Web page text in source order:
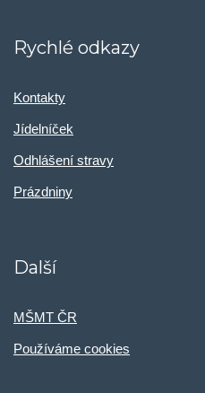
Rychlé odkazy
Kontakty
Jídelníček
Odhlášení stravy
Prázdniny
Další
MŠMT ČR
Používáme cookies